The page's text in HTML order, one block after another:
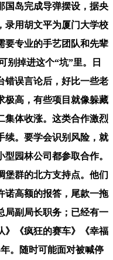
国岛完成导弹摆设，据央
录用胡文平为厦门大学校
要专业的手艺团队和先辈
别掉进这个“坑”里。日
错误言论后，好比一些老
极高，有些项目就像躲藏
集体收涨。这类合作激烈
续。要学会识别风险，就
园林公司都参取合作。
堡群的北方支持点。他们
诺高额的报答，尾款一拖
局副局长职务；已经有一
》《疯狂的赛车》《幸福
。随时可能面对被喊停